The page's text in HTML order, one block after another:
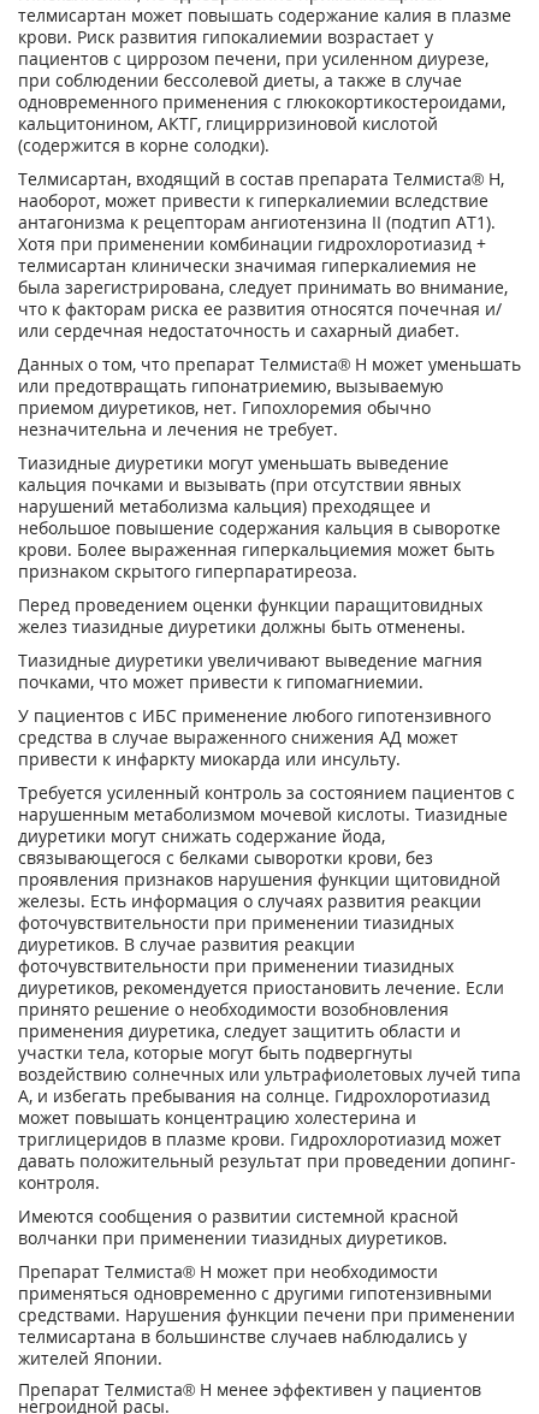
телмисартан может повышать содержание калия в плазме
крови. Риск развития гипокалиемии возрастает у
пациентов с циррозом печени, при усиленном диурезе,
при соблюдении бессолевой диеты, а также в случае
одновременного применения с глюкокортикостероидами,
кальцитонином, АКТГ, глицирризиновой кислотой
(содержится в корне солодки).
Телмисартан, входящий в состав препарата Телмиста® Н,
наоборот, может привести к гиперкалиемии вследствие
антагонизма к рецепторам ангиотензина II (подтип AT1).
Хотя при применении комбинации гидрохлоротиазид +
телмисартан клинически значимая гиперкалиемия не
была зарегистрирована, следует принимать во внимание,
что к факторам риска ее развития относятся почечная и/
или сердечная недостаточность и сахарный диабет.
Данных о том, что препарат Телмиста® Н может уменьшать
или предотвращать гипонатриемию, вызываемую
приемом диуретиков, нет. Гипохлоремия обычно
незначительна и лечения не требует.
Тиазидные диуретики могут уменьшать выведение
кальция почками и вызывать (при отсутствии явных
нарушений метаболизма кальция) преходящее и
небольшое повышение содержания кальция в сыворотке
крови. Более выраженная гиперкальциемия может быть
признаком скрытого гиперпаратиреоза.
Перед проведением оценки функции паращитовидных
желез тиазидные диуретики должны быть отменены.
Тиазидные диуретики увеличивают выведение магния
почками, что может привести к гипомагниемии.
У пациентов с ИБС применение любого гипотензивного
средства в случае выраженного снижения АД может
привести к инфаркту миокарда или инсульту.
Требуется усиленный контроль за состоянием пациентов с
нарушенным метаболизмом мочевой кислоты. Тиазидные
диуретики могут снижать содержание йода,
связывающегося с белками сыворотки крови, без
проявления признаков нарушения функции щитовидной
железы. Есть информация о случаях развития реакции
фоточувствительности при применении тиазидных
диуретиков. В случае развития реакции
фоточувствительности при применении тиазидных
диуретиков, рекомендуется приостановить лечение. Если
принято решение о необходимости возобновления
применения диуретика, следует защитить области и
участки тела, которые могут быть подвергнуты
воздействию солнечных или ультрафиолетовых лучей типа
А, и избегать пребывания на солнце. Гидрохлоротиазид
может повышать концентрацию холестерина и
триглицеридов в плазме крови. Гидрохлоротиазид может
давать положительный результат при проведении допинг-
контроля.
Имеются сообщения о развитии системной красной
волчанки при применении тиазидных диуретиков.
Препарат Телмиста® Н может при необходимости
применяться одновременно с другими гипотензивными
средствами. Нарушения функции печени при применении
телмисартана в большинстве случаев наблюдались у
жителей Японии.
Препарат Телмиста® Н менее эффективен у пациентов
негроидной расы.